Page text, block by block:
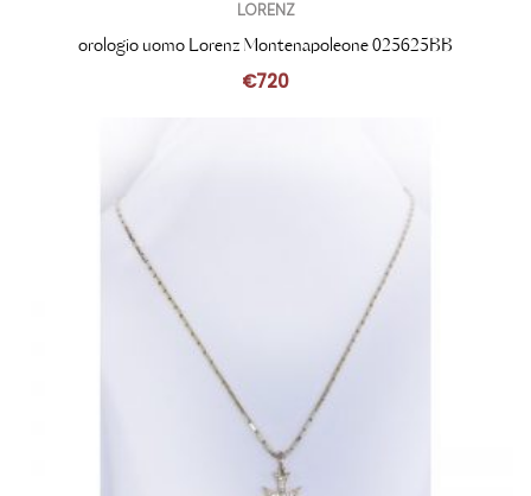
LORENZ
orologio uomo Lorenz Montenapoleone 025625BB
€720